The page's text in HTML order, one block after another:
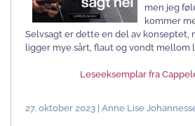
men jeg
kommer
Selvsagt er dette en del av konseptet,
ligger mye sårt, flaut og vondt mellom
Leseeksemplar fra
27. oktober 2023 | Anne Lise